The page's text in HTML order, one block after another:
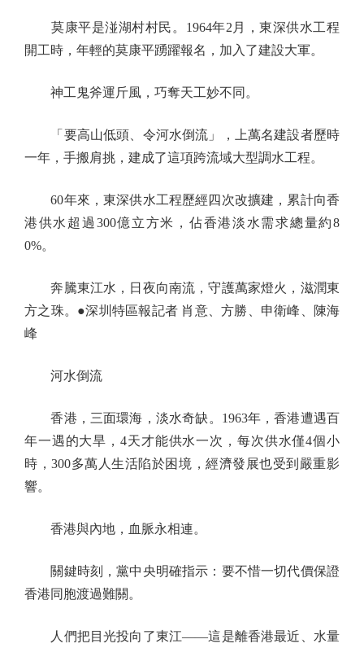
莫康平是湴湖村村民。1964年2月，東深供水工程
開工時，年輕的莫康平踴躍報名，加入了建設大軍。
神工鬼斧運斤風，巧奪天工妙不同。
「要高山低頭、令河水倒流」，上萬名建設者歷時
一年，手搬肩挑，建成了這項跨流域大型調水工程。
60年來，東深供水工程歷經四次改擴建，累計向香
港供水超過300億立方米，佔香港淡水需求總量約8
0%。
奔騰東江水，日夜向南流，守護萬家燈火，滋潤東
方之珠。●深圳特區報記者 肖意、方勝、申衛峰、陳海
峰
河水倒流
香港，三面環海，淡水奇缺。1963年，香港遭遇百
年一遇的大旱，4天才能供水一次，每次供水僅4個小
時，300多萬人生活陷於困境，經濟發展也受到嚴重影
響。
香港與內地，血脈永相連。
關鍵時刻，黨中央明確指示：要不惜一切代價保證
香港同胞渡過難關。
人們把目光投向了東江——這是離香港最近、水量